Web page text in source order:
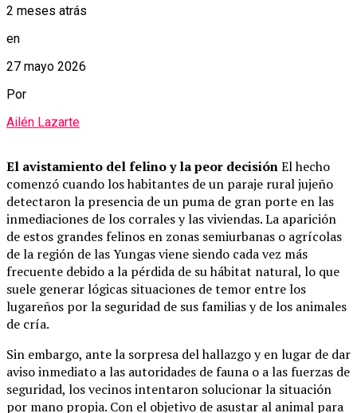
2 meses atrás
en
27 mayo 2026
Por
Ailén Lazarte
El avistamiento del felino y la peor decisiónEl hecho
comenzó cuando los habitantes de un paraje rural jujeño
detectaron la presencia de un puma de gran porte en las
inmediaciones de los corrales y las viviendas. La aparición
de estos grandes felinos en zonas semiurbanas o agrícolas
de la región de las Yungas viene siendo cada vez más
frecuente debido a la pérdida de su hábitat natural, lo que
suele generar lógicas situaciones de temor entre los
lugareños por la seguridad de sus familias y de los animales
de cría.
Sin embargo, ante la sorpresa del hallazgo y en lugar de dar
aviso inmediato a las autoridades de fauna o a las fuerzas de
seguridad, los vecinos intentaron solucionar la situación
por mano propia. Con el objetivo de asustar al animal para